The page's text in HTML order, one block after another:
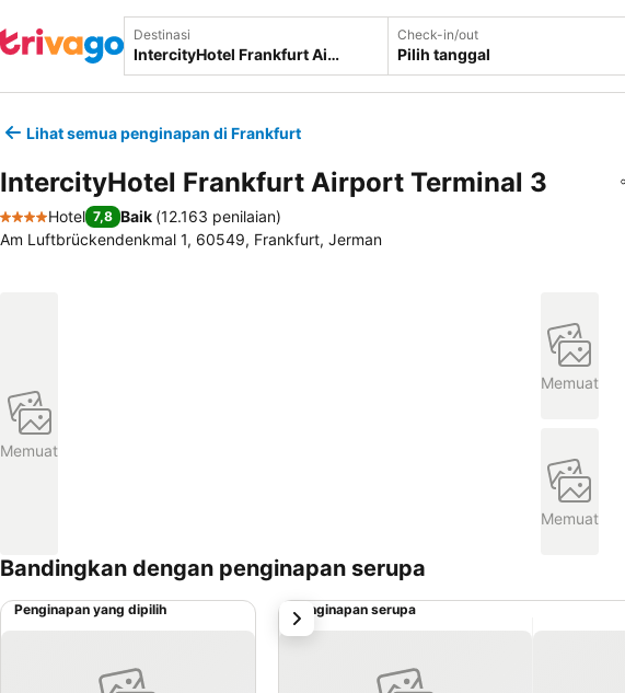
Destinasi Check-in/out
Pilih tanggal
Lihat semua penginapan di Frankfurt
IntercityHotel Frankfurt Airport Terminal 3
4 Bintang
Hotel 7,8 Baik (12.163 penilaian)
Am Luftbrückendenkmal 1, 60549, Frankfurt, Jerman
Memuat
Memuat
Memuat
Bandingkan dengan penginapan serupa
Penginapan yang dipilih Penginapan serupa
Selanjutnya